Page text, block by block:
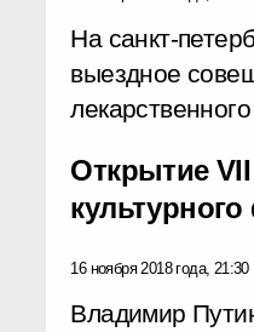
На санкт-
выездное
Открытие
16 ноября 2018 года, 21:30
Владимир